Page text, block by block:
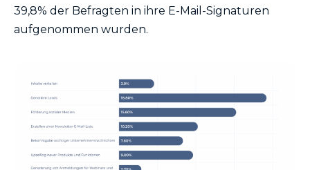
39,8% der Befragten in ihre E-Mail-Signaturen
aufgenommen wurden.